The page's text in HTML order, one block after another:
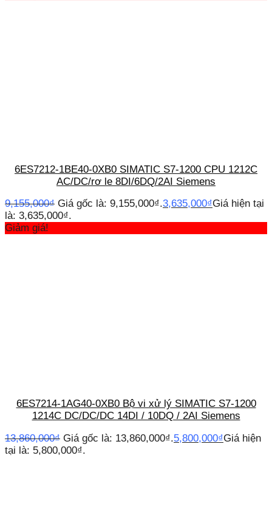
6ES7212-1BE40-0XB0 SIMATIC S7-1200 CPU 1212C
AC/DC/rơ le 8DI/6DQ/2AI Siemens
9,155,000₫ Giá gốc là: 9,155,000₫.3,635,000₫Giá hiện tại
là: 3,635,000₫.
Giảm giá!
6ES7214-1AG40-0XB0 Bộ vi xử lý SIMATIC S7-1200
1214C DC/DC/DC 14DI / 10DQ / 2AI Siemens
13,860,000₫ Giá gốc là: 13,860,000₫.5,800,000₫Giá hiện
tại là: 5,800,000₫.